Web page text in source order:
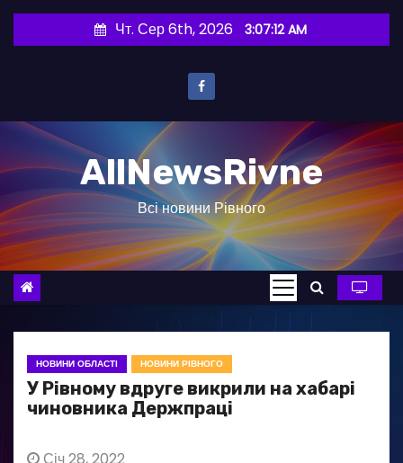
и
о
в
Чт. Сер 6th, 2026 3:07:13 AM
AllNewsRivne
Всі новини Рівного
НОВИНИ ОБЛАСТІ НОВИНИ РІВНОГО
У Рівному вдруге викрили на хабарі
чиновника Держпраці